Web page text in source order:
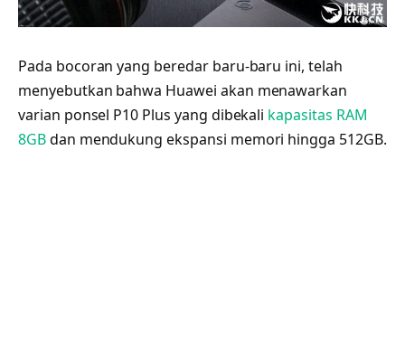
Pada bocoran yang beredar baru-baru ini, telah
menyebutkan bahwa Huawei akan menawarkan
varian ponsel P10 Plus yang dibekali kapasitas RAM
8GBdan mendukung ekspansi memori hingga 512GB.